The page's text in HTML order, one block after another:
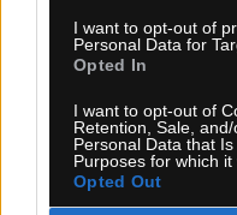
I want to opt-out of
Personal Data for
Opted In
I want to opt-out of
Retention, Sale,
Personal Data that
Purposes for which it
Opted Out
LEPIACA